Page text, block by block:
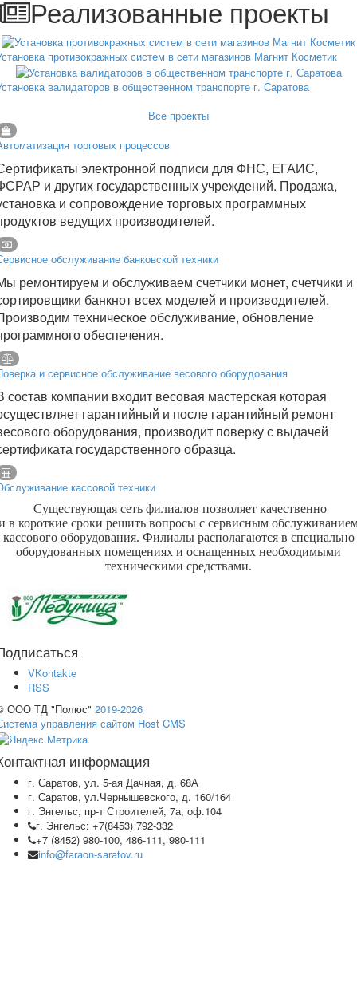
Реализованные проекты
противокражных систем в сети магазинов Магнит Косметик
валидаторов в общественном транспорте г. Саратова
Все проекты
торговых процессов
электронной подписи для ФНС, ЕГАИС,
и других государственных учреждений. Продажа,
и сопровождение торговых программных
ведущих производителей.
обслуживание банковской техники
ремонтируем и обслуживаем счетчики монет, счетчики и
банкнот всех моделей и производителей.
техническое обслуживание, обновление
обеспечения.
и сервисное обслуживание весового оборудования
состав компании входит весовая мастерская которая
гарантийный и после гарантийный ремонт
оборудования, производит поверку с выдачей
государственного образца.
кассовой техники
Существующая сеть филиалов позволяет качественно
в короткие сроки решить вопросы с сервисным
кассового оборудования. Филиалы располагаются в специально
оборудованных помещениях и оснащенных необходимыми
техническими средствами.
VKontakte
RSS
ООО ТД "Полюс" 2019-2026
управления сайтом Host CMS
информация
г. Саратов, ул. 5-ая Дачная, д. 68А
г. Саратов, ул.Чернышевского, д. 160/164
г. Энгельс, пр-т Строителей, 7а, оф.104
г. Энгельс: +7(8453) 792-332
+7 (8452) 980-100, 486-111, 980-111
info@faraon-saratov.ru